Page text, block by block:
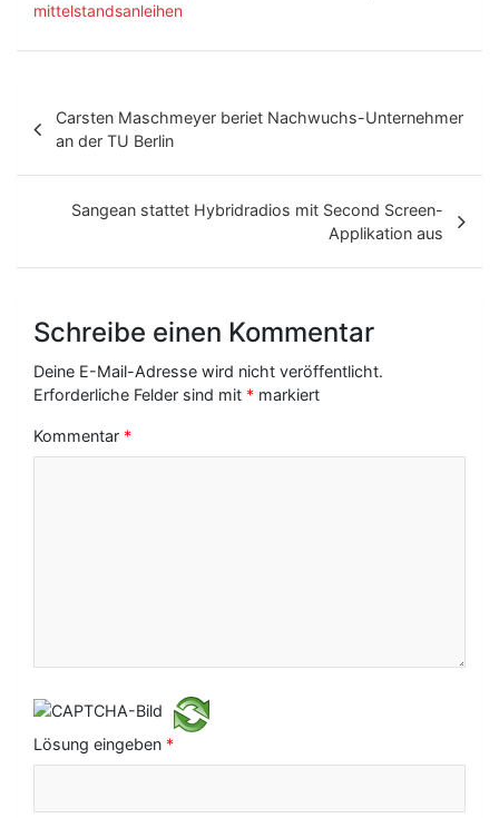
mittelstandsanleihen
e
i
g
N
o
Carsten Maschmeyer beriet Nachwuchs-Unternehmer
an der TU Berlin
Sangean stattet Hybridradios mit Second Screen-
Applikation aus
Schreibe einen Kommentar
Deine E-Mail-Adresse wird nicht veröffentlicht.
Erforderliche Felder sind mit * markiert
Kommentar *
Lösung eingeben *